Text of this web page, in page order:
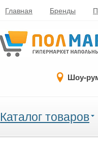
Главная Бренды
Шоу-
Каталог товаров